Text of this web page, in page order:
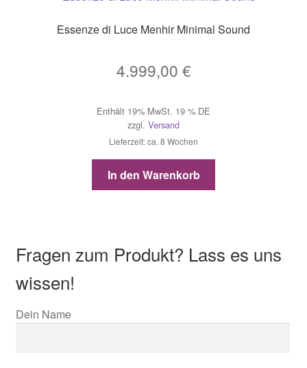
Essenze di Luce Menhir Minimal Sound
4.999,00 €
Enthält 19% MwSt. 19 % DE
zzgl. Versand
Lieferzeit: ca. 8 Wochen
In den Warenkorb
Fragen zum Produkt? Lass es uns
wissen!
Dein Name